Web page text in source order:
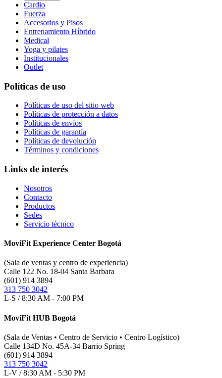
Cardio
Fuerza
Accesorios y Pisos
Entrenamiento Híbrido
Medical
Yoga y pilates
Institucionales
Outlet
Políticas de uso
Políticas de uso del sitio web
Políticas de protección a datos
Políticas de envíos
Políticas de garantía
Políticas de devolución
Términos y condiciones
Links de interés
Nosotros
Contacto
Productos
Sedes
Servicio técnico
MoviFit Experience Center Bogotá
(Sala de ventas y centro de experiencia)
Calle 122 No. 18-04 Santa Barbara
(601) 914 3894
313 750 3042
L-S / 8:30 AM - 7:00 PM
MoviFit HUB Bogotá
(Sala de Ventas • Centro de Servicio • Centro Logístico)
Calle 134D No. 45A-34 Barrio Spring
(601) 914 3894
313 750 3042
L-V / 8:30 AM - 5:30 PM